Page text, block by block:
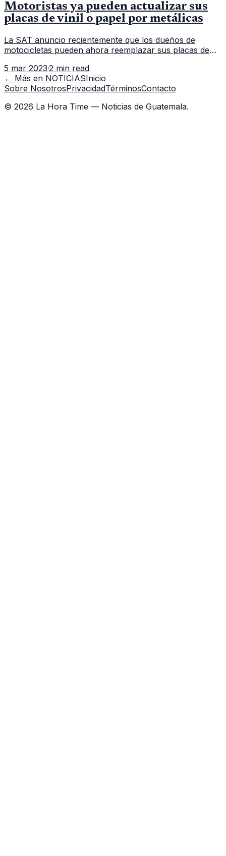
Motoristas ya pueden actualizar sus
placas de vinil o papel por metálicas
La SAT anuncio recientemente que los dueños de
motocicletas pueden ahora reemplazar sus placas de
de Administración Tributa
5 mar 2023·2 min read
← Más en NOTICIASInicio
Sobre NosotrosPrivacidadTérminosContacto
© 2026 La Hora Time — Noticias de Guatemala.